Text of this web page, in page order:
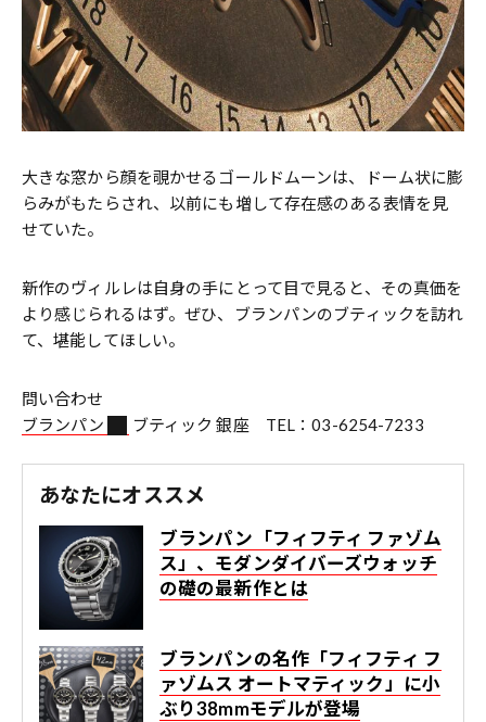
大きな窓から顔を覗かせるゴールドムーンは、ドーム状に膨
らみがもたらされ、以前にも増して存在感のある表情を見
せていた。
新作のヴィルレは自身の手にとって目で見ると、その真価を
より感じられるはず。ぜひ、ブランパンのブティックを訪れ
て、堪能してほしい。
問い合わせ
ブランパン
ブティック 銀座 TEL：03-6254-7233
あなたにオススメ
ブランパン「フィフティ ファゾム
ス」、モダンダイバーズウォッチ
の礎の最新作とは
ブランパンの名作「フィフティ フ
ァゾムス オートマティック」に小
ぶり38mmモデルが登場